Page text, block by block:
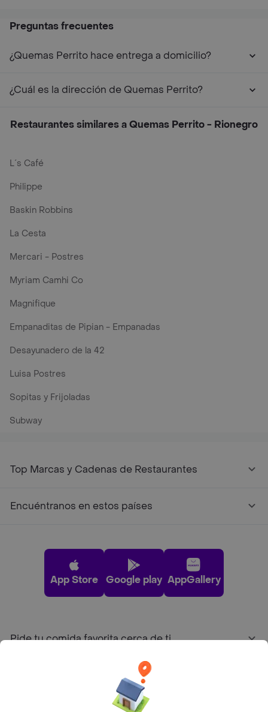
Preguntas frecuentes
¿Quemas Perrito hace entrega a domicilio?
¿Cuál es la dirección de Quemas Perrito?
Restaurantes similares a Quemas Perrito - Rionegro
L´s Café
Philippe
Baskin Robbins
La Cesta
Mercari - Postres
Myriam Camhi Co
Magnifique
Empanaditas de Pipian - Empanadas
Desayunadero de la 42
Luisa Postres
Sopitas y Frijoladas
Subway
Top Marcas y Cadenas de Restaurantes
Encuéntranos en estos países
App Store Google play AppGallery
Pide tu comida favorita cerca de ti